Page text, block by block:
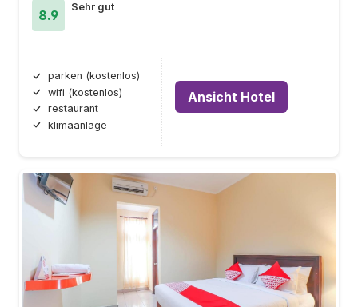
8.9
Sehr gut
parken (kostenlos)
wifi (kostenlos)
restaurant
klimaanlage
Ansicht Hotel